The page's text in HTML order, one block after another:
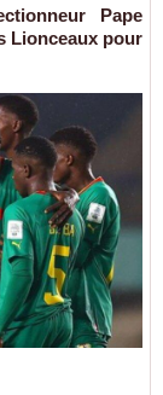
Pape
Lionceaux pour